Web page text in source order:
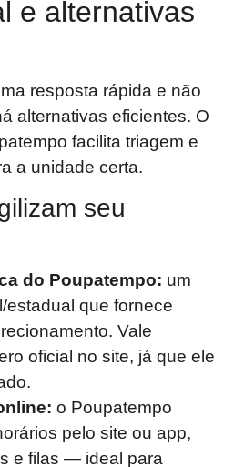
e alternativas
resposta rápida e não
alternativas eficientes. O
facilita triagem e
a unidade certa.
seu
do Poupatempo: um
estadual que fornece
Vale
oficial no site, já que ele
o Poupatempo
pelo site ou app,
e filas — ideal para